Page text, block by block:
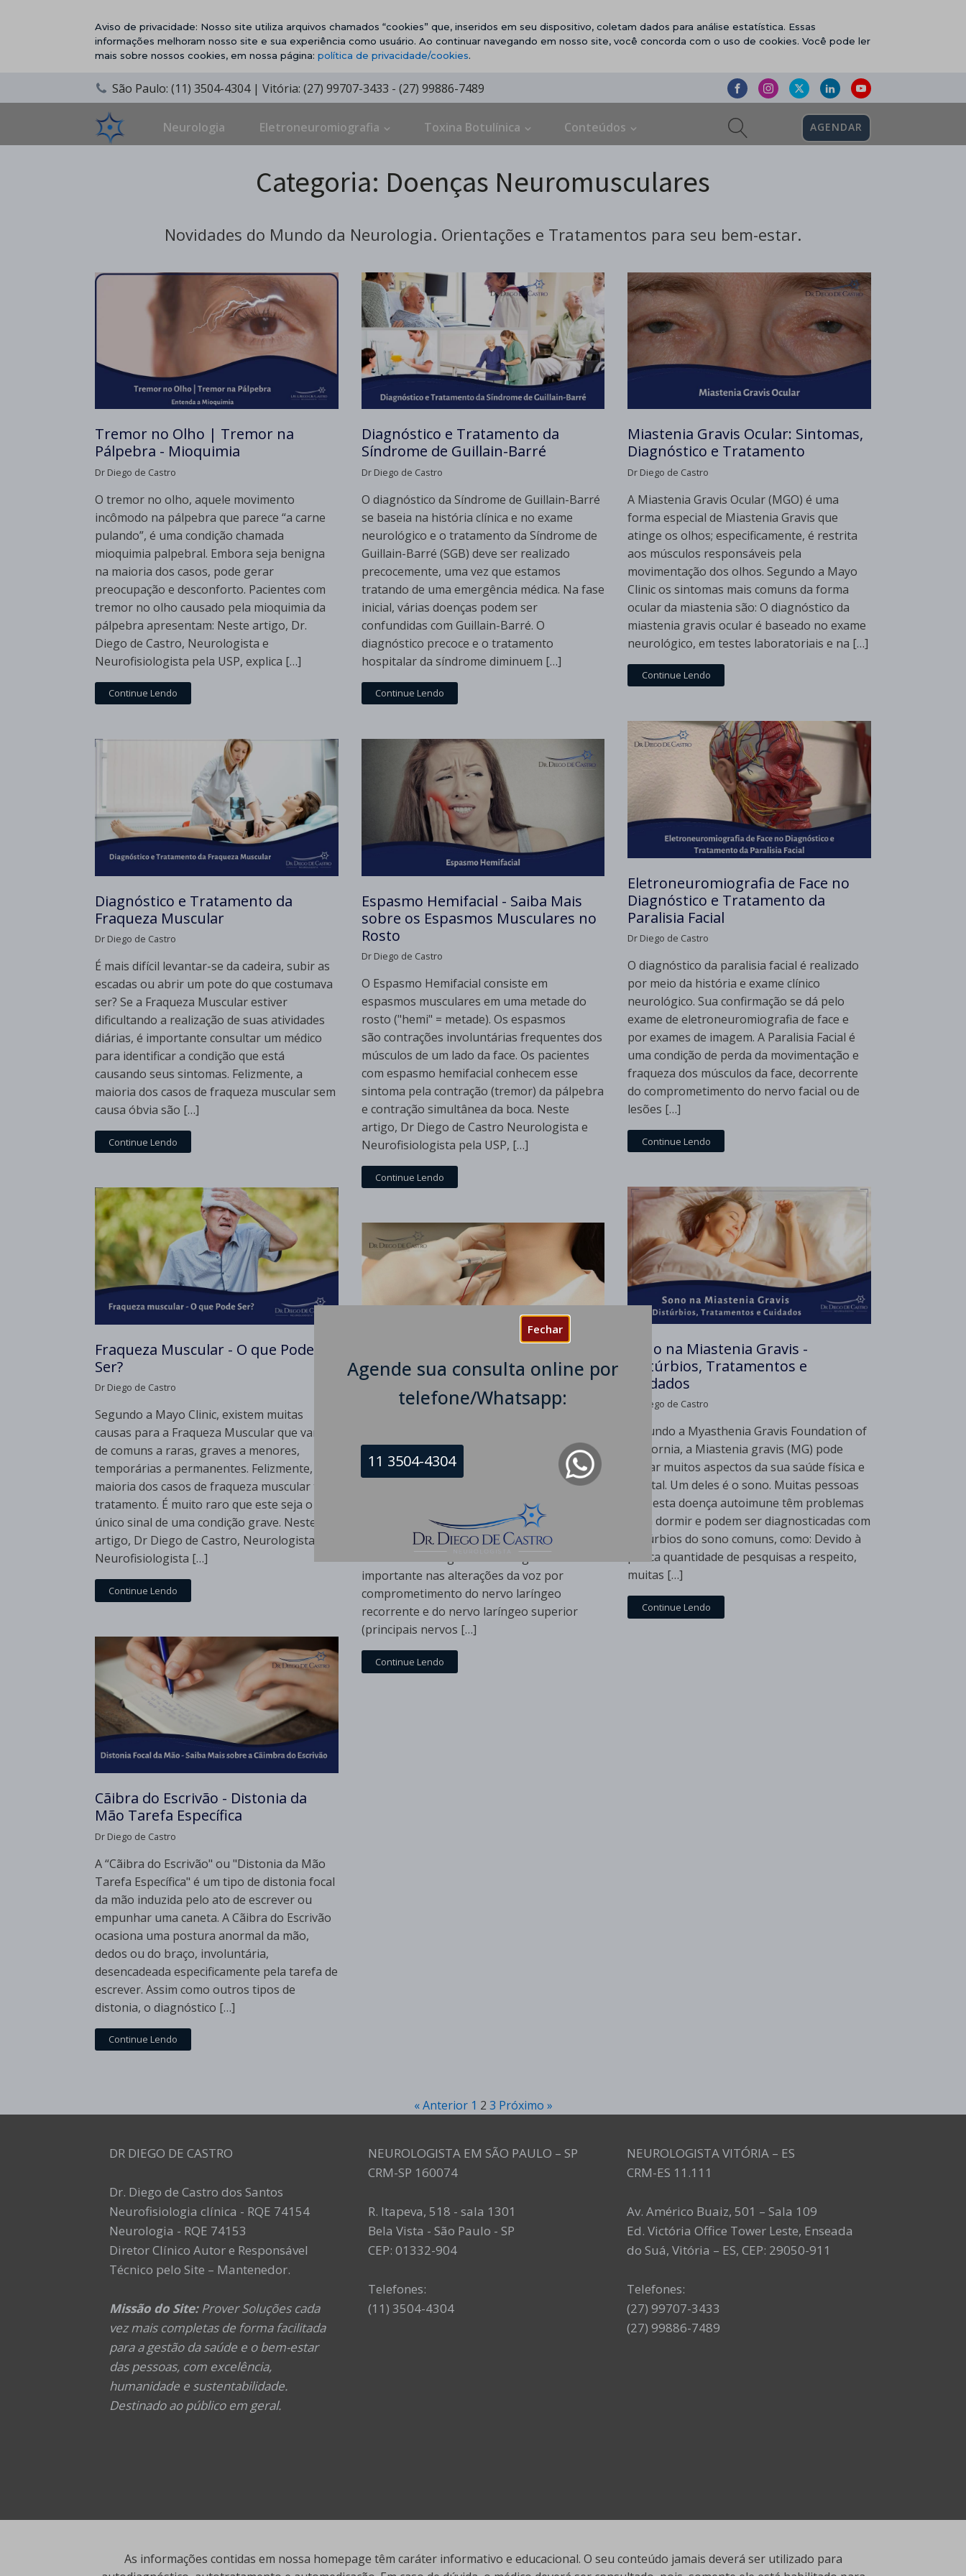
Fechar
Agende sua consulta online por
telefone/Whatsapp:
11 3504-4304
Aviso de privacidade: Nosso site utiliza arquivos chamados “cookies” que, inseridos em seu dispositivo, coletam dados para análise estatística. Essas
informações melhoram nosso site e sua experiência como usuário. Ao continuar navegando em nosso site, você concorda com o uso de cookies. Você pode ler
mais sobre nossos cookies, em nossa página: política de privacidade/cookies.
São Paulo: (11) 3504-4304 | Vitória: (27) 99707-3433 - (27) 99886-7489
Neurologia Eletroneuromiografia Toxina Botulínica Conteúdos AGENDAR
Categoria: Doenças Neuromusculares
Novidades do Mundo da Neurologia. Orientações e Tratamentos para seu bem-estar.
Tremor no Olho | Tremor na
Pálpebra - Mioquimia
Dr Diego de Castro
O tremor no olho, aquele movimento
incômodo na pálpebra que parece “a carne
pulando”, é uma condição chamada
mioquimia palpebral. Embora seja benigna
na maioria dos casos, pode gerar
preocupação e desconforto. Pacientes com
tremor no olho causado pela mioquimia da
pálpebra apresentam: Neste artigo, Dr.
Diego de Castro, Neurologista e
Neurofisiologista pela USP, explica […]
Continue Lendo
Diagnóstico e Tratamento da
Fraqueza Muscular
Dr Diego de Castro
É mais difícil levantar-se da cadeira, subir as
escadas ou abrir um pote do que costumava
ser? Se a Fraqueza Muscular estiver
dificultando a realização de suas atividades
diárias, é importante consultar um médico
para identificar a condição que está
causando seus sintomas. Felizmente, a
maioria dos casos de fraqueza muscular sem
causa óbvia são […]
Continue Lendo
Fraqueza Muscular - O que Pode
Ser?
Dr Diego de Castro
Segundo a Mayo Clinic, existem muitas
causas para a Fraqueza Muscular que variam
de comuns a raras, graves a menores,
temporárias a permanentes. Felizmente, a
maioria dos casos de fraqueza muscular tem
tratamento. É muito raro que este seja o
único sinal de uma condição grave. Neste
artigo, Dr Diego de Castro, Neurologista e
Neurofisiologista […]
Continue Lendo
Cãibra do Escrivão - Distonia da
Mão Tarefa Específica
Dr Diego de Castro
A “Cãibra do Escrivão" ou "Distonia da Mão
Tarefa Específica" é um tipo de distonia focal
da mão induzida pelo ato de escrever ou
empunhar uma caneta. A Cãibra do Escrivão
ocasiona uma postura anormal da mão,
dedos ou do braço, involuntária,
desencadeada especificamente pela tarefa de
escrever. Assim como outros tipos de
distonia, o diagnóstico […]
Continue Lendo
Diagnóstico e Tratamento da
Síndrome de Guillain-Barré
Dr Diego de Castro
O diagnóstico da Síndrome de Guillain-Barré
se baseia na história clínica e no exame
neurológico e o tratamento da Síndrome de
Guillain-Barré (SGB) deve ser realizado
precocemente, uma vez que estamos
tratando de uma emergência médica. Na fase
inicial, várias doenças podem ser
confundidas com Guillain-Barré. O
diagnóstico precoce e o tratamento
hospitalar da síndrome diminuem […]
Continue Lendo
Espasmo Hemifacial - Saiba Mais
sobre os Espasmos Musculares no
Rosto
Dr Diego de Castro
O Espasmo Hemifacial consiste em
espasmos musculares em uma metade do
rosto ("hemi" = metade). Os espasmos
são contrações involuntárias frequentes dos
músculos de um lado da face. Os pacientes
com espasmo hemifacial conhecem esse
sintoma pela contração (tremor) da pálpebra
e contração simultânea da boca. Neste
artigo, Dr Diego de Castro Neurologista e
Neurofisiologista pela USP, […]
Continue Lendo
Eletroneuromiografia de Laringe |
Dr Diego de Castro Neurologista
A eletroneuromiografia da laringe ou
eletromiografia de laringe (EMG) é um
exame especializado que avalia as lesões
nervosas da laringe, especialmente lesões
com alterações na mobilidade das pregas
vocais. Segundo a University of Iowa, a
eletroneuromiografia de laringe é
importante nas alterações da voz por
comprometimento do nervo laríngeo
recorrente e do nervo laríngeo superior
(principais nervos […]
Continue Lendo
Miastenia Gravis Ocular: Sintomas,
Diagnóstico e Tratamento
Dr Diego de Castro
A Miastenia Gravis Ocular (MGO) é uma
forma especial de Miastenia Gravis que
atinge os olhos; especificamente, é restrita
aos músculos responsáveis pela
movimentação dos olhos. Segundo a Mayo
Clinic os sintomas mais comuns da forma
ocular da miastenia são: O diagnóstico da
miastenia gravis ocular é baseado no exame
neurológico, em testes laboratoriais e na […]
Continue Lendo
Eletroneuromiografia de Face no
Diagnóstico e Tratamento da
Paralisia Facial
Dr Diego de Castro
O diagnóstico da paralisia facial é realizado
por meio da história e exame clínico
neurológico. Sua confirmação se dá pelo
exame de eletroneuromiografia de face e
por exames de imagem. A Paralisia Facial é
uma condição de perda da movimentação e
fraqueza dos músculos da face, decorrente
do comprometimento do nervo facial ou de
lesões […]
Continue Lendo
Sono na Miastenia Gravis -
Distúrbios, Tratamentos e
Cuidados
Dr Diego de Castro
Segundo a Myasthenia Gravis Foundation of
California, a Miastenia gravis (MG) pode
afetar muitos aspectos da sua saúde física e
mental. Um deles é o sono. Muitas pessoas
com esta doença autoimune têm problemas
para dormir e podem ser diagnosticadas com
distúrbios do sono comuns, como: Devido à
pouca quantidade de pesquisas a respeito,
muitas […]
Continue Lendo
« Anterior 1 2 3 Próximo »
DR DIEGO DE CASTRO
Dr. Diego de Castro dos Santos
Neurofisiologia clínica - RQE 74154
Neurologia - RQE 74153
Diretor Clínico Autor e Responsável
Técnico pelo Site – Mantenedor.
Missão do Site:Prover Soluções cada
vez mais completas de forma facilitada
para a gestão da saúde e o bem-estar
das pessoas, com excelência,
humanidade e sustentabilidade.
Destinado ao público em geral.
NEUROLOGISTA EM SÃO PAULO – SP
CRM-SP 160074
R. Itapeva, 518 - sala 1301
Bela Vista - São Paulo - SP
CEP: 01332-904
Telefones:
(11) 3504-4304
NEUROLOGISTA VITÓRIA – ES
CRM-ES 11.111
Av. Américo Buaiz, 501 – Sala 109
Ed. Victória Office Tower Leste, Enseada
do Suá, Vitória – ES, CEP: 29050-911
Telefones:
(27) 99707-3433
(27) 99886-7489
As informações contidas em nossa homepage têm caráter informativo e educacional. O seu conteúdo jamais deverá ser utilizado para